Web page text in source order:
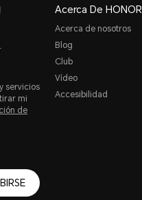
servicios
mi
de
Acerca De HONOR
Acerca de nosotros
Blog
Club
Vídeo
Accesibilidad